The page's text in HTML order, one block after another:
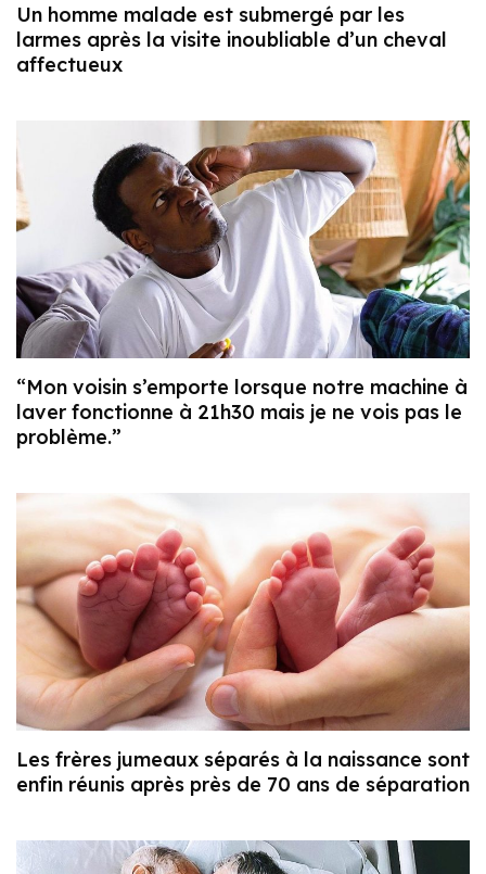
Un homme malade est submergé par les
larmes après la visite inoubliable d’un cheval
affectueux
“Mon voisin s’emporte lorsque notre machine à
laver fonctionne à 21h30 mais je ne vois pas le
problème.”
Les frères jumeaux séparés à la naissance sont
enfin réunis après près de 70 ans de séparation